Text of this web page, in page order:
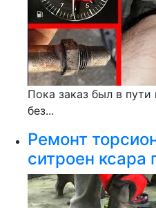
Пока заказ был в
без...
Ремонт
ситроен ксара